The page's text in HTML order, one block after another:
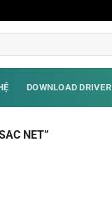
DOWNLOAD DRIVER
NET”